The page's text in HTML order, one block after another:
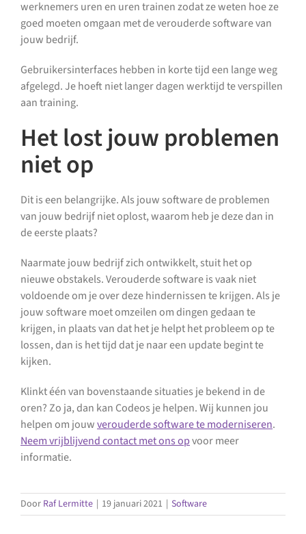
werknemers uren en uren trainen zodat ze weten hoe ze
goed moeten omgaan met de verouderde software van
jouw bedrijf.
Gebruikersinterfaces hebben in korte tijd een lange weg
afgelegd. Je hoeft niet langer dagen werktijd te verspillen
aan training.
Het lost jouw problemen
niet op
Dit is een belangrijke. Als jouw software de problemen
van jouw bedrijf niet oplost, waarom heb je deze dan in
de eerste plaats?
Naarmate jouw bedrijf zich ontwikkelt, stuit het op
nieuwe obstakels. Verouderde software is vaak niet
voldoende om je over deze hindernissen te krijgen. Als je
jouw software moet omzeilen om dingen gedaan te
krijgen, in plaats van dat het je helpt het probleem op te
lossen, dan is het tijd dat je naar een update begint te
kijken.
Klinkt één van bovenstaande situaties je bekend in de
oren? Zo ja, dan kan Codeos je helpen. Wij kunnen jou
helpen om jouwverouderde software te moderniseren.
Neem vrijblijvend contact met ons opvoor meer
informatie.
Door Raf Lermitte | 19 januari 2021 | Software